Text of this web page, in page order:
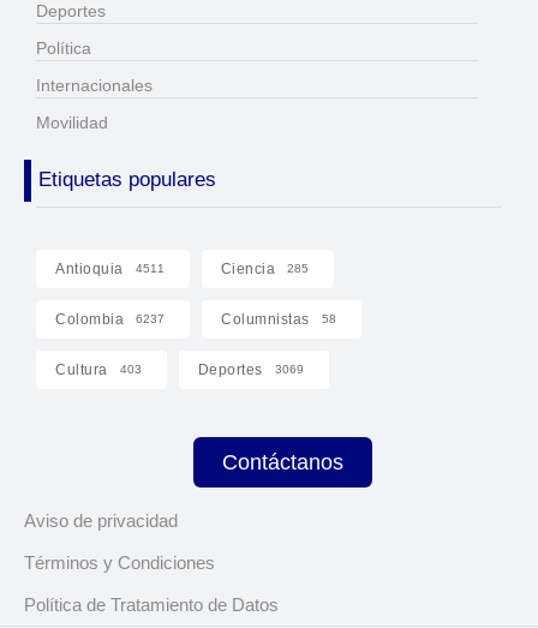
Deportes
Política
Internacionales
Movilidad
Etiquetas populares
Antioquia 4511 Ciencia 285
Colombia 6237 Columnistas 58
Cultura 403 Deportes 3069
Contáctanos
Aviso de privacidad
Términos y Condiciones
Política de Tratamiento de Datos